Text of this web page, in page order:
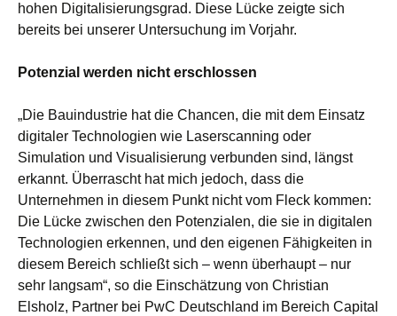
hohen Digitalisierungsgrad. Diese Lücke zeigte sich
bereits bei unserer Untersuchung im Vorjahr.
Potenzial werden nicht erschlossen
„Die Bauindustrie hat die Chancen, die mit dem Einsatz
digitaler Technologien wie Laserscanning oder
Simulation und Visualisierung verbunden sind, längst
erkannt. Überrascht hat mich jedoch, dass die
Unternehmen in diesem Punkt nicht vom Fleck kommen:
Die Lücke zwischen den Potenzialen, die sie in digitalen
Technologien erkennen, und den eigenen Fähigkeiten in
diesem Bereich schließt sich – wenn überhaupt – nur
sehr langsam“, so die Einschätzung von Christian
Elsholz, Partner bei PwC Deutschland im Bereich Capital